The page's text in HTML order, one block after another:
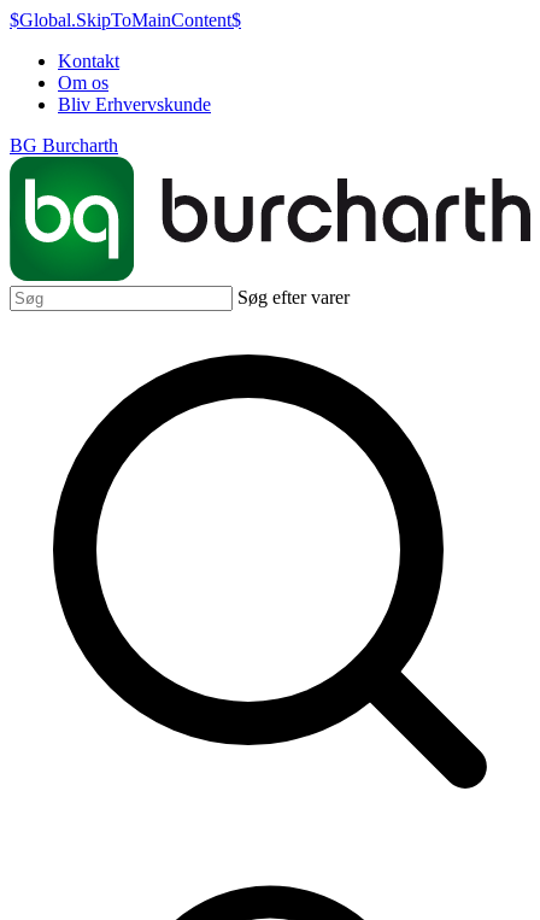
$Global.SkipToMainContent$
Kontakt
Om os
Bliv Erhvervskunde
BG Burcharth
Søg efter varer